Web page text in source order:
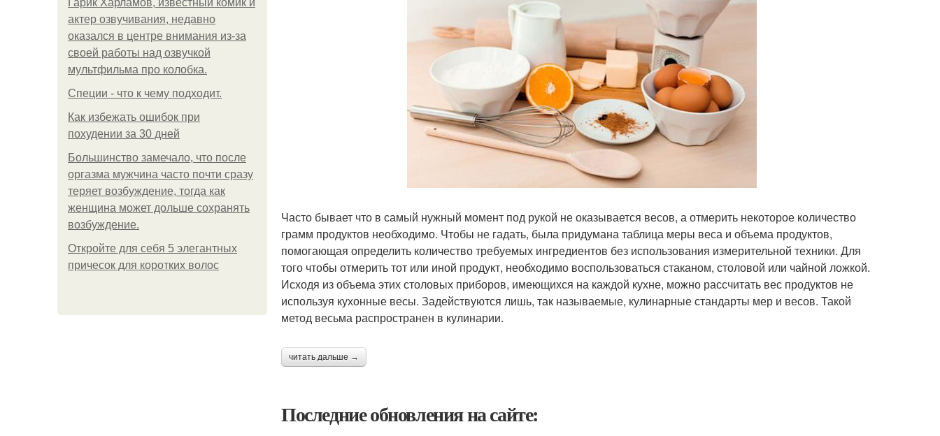
Гарик Харламов, известный комик и
актер озвучивания, недавно
оказался в центре внимания из-за
своей работы над озвучкой
мультфильма про колобка.
Специи - что к чему подходит.
Как избежать ошибок при
похудении за 30 дней
Большинство замечало, что после
оргазма мужчина часто почти сразу
теряет возбуждение, тогда как
женщина может дольше сохранять
возбуждение.
Откройте для себя 5 элегантных
причесок для коротких волос
Часто бывает что в самый нужный момент под рукой не оказывается весов, а отмерить некоторое количество
грамм продуктов необходимо. Чтобы не гадать, была придумана таблица меры веса и объема продуктов,
помогающая определить количество требуемых ингредиентов без использования измерительной техники. Для
того чтобы отмерить тот или иной продукт, необходимо воспользоваться стаканом, столовой или чайной ложкой.
Исходя из объема этих столовых приборов, имеющихся на каждой кухне, можно рассчитать вес продуктов не
используя кухонные весы. Задействуются лишь, так называемые, кулинарные стандарты мер и весов. Такой
метод весьма распространен в кулинарии.
читать дальше →
Последние обновления на сайте: